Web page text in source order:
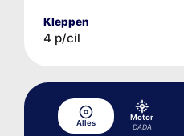
Kleppen
4 p/cil
Alles
Motor
DADA